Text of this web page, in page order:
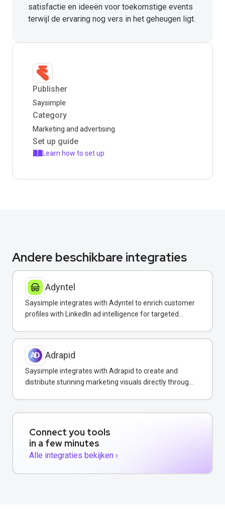
satisfactie en ideeën voor toekomstige events
terwijl de ervaring nog vers in het geheugen ligt.
Publisher
Saysimple
Category
Marketing and advertising
Set up guide
Learn how to set up
Andere beschikbare integraties
Adyntel
Saysimple integrates with Adyntel to enrich customer
profiles with LinkedIn ad intelligence for targeted
Adrapid
Saysimple integrates with Adrapid to create and
distribute stunning marketing visuals directly through
Connect you tools
in a few minutes
Alle integraties bekijken ›